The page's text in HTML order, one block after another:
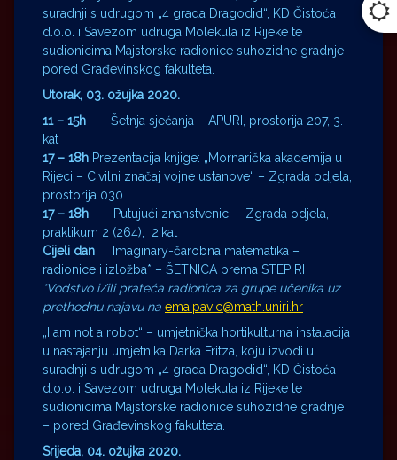
suradnji s udrugom „4 grada Dragodid“, KD Čistoća
d.o.o. i Savezom udruga Molekula iz Rijeke te
sudionicima Majstorske radionice suhozidne gradnje –
pored Građevinskog fakulteta.
Utorak, 03. ožujka 2020.
11 – 15h
Šetnja sjećanja – APURI, prostorija 207, 3.
kat
17 – 18h Prezentacija knjige: „Mornarička akademija u
Rijeci – Civilni značaj vojne ustanove“ – Zgrada odjela,
prostorija 030
17 – 18h Putujući znanstvenici – Zgrada odjela,
praktikum 2 (264), 2.kat
Cijeli dan Imaginary-čarobna matematika –
radionice i izložba* – ŠETNICA prema STEP RI
*Vodstvo i/ili prateća radionica za grupe učenika uz
prethodnu najavu na ema.pavic@math.uniri.hr
„I am not a robot“ – umjetnička hortikulturna instalacija
u nastajanju umjetnika Darka Fritza, koju izvodi u
suradnji s udrugom „4 grada Dragodid“, KD Čistoća
d.o.o. i Savezom udruga Molekula iz Rijeke te
sudionicima Majstorske radionice suhozidne gradnje
– pored Građevinskog fakulteta.
Srijeda, 04. ožujka 2020.